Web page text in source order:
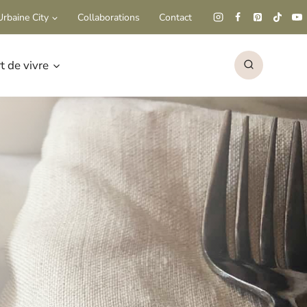
City Collaborations Contact
de vivre